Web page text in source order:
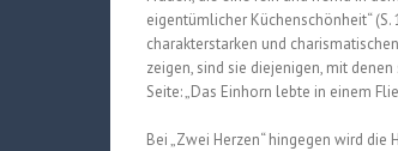
eigentümlicher Küchenschönheit“
charakterstarken und
zeigen, sind sie diejenigen, mit
Seite: „Das Einhorn lebte in einem
Bei „Zwei Herzen“ hingegen wird